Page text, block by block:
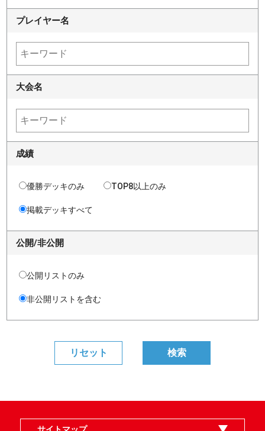
プレイヤー名
大会名
成績
優勝デッキのみ TOP8以上のみ
掲載デッキすべて
公開/非公開
公開リストのみ
非公開リストを含む